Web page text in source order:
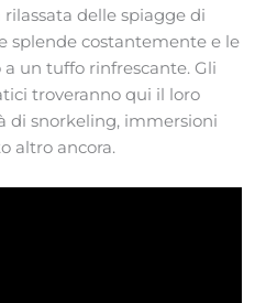
delle spiagge di
splende costantemente e le
un tuffo rinfrescante. Gli
troveranno qui il loro
di snorkeling, immersioni
altro ancora.